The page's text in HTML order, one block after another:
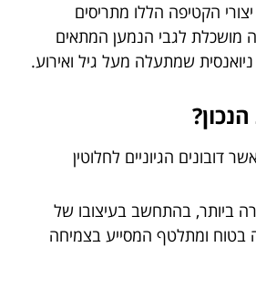
הקטיפה הללו מתריסים
מושכלת לגבי הנמען המתאים
שמתעלה מעל גיל ואירוע.
דובונים הגיוניים לחלוטין
ביותר, בהתחשב בעיצובו של
בטוח ומתלטף המסייע בצמיחה